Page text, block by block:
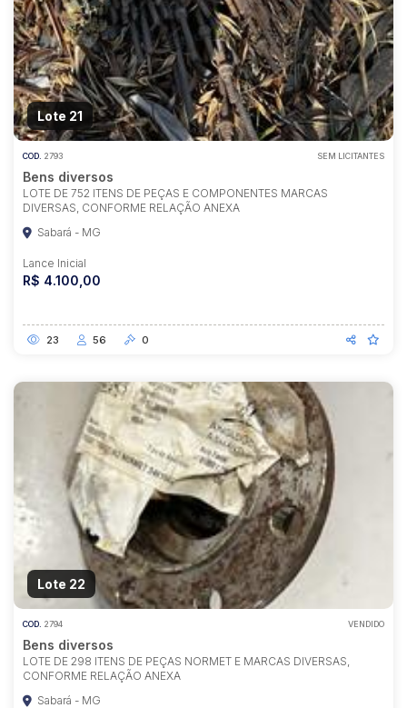
Lote 21
COD. 2793 SEM LICITANTES
Bens diversos
LOTE DE 752 ITENS DE PEÇAS E COMPONENTES MARCAS
DIVERSAS, CONFORME RELAÇÃO ANEXA
Sabará - MG
Lance Inicial
R$ 4.100,00
23 56 0
Lote 22
COD. 2794 VENDIDO
Bens diversos
LOTE DE 298 ITENS DE PEÇAS NORMET E MARCAS DIVERSAS,
CONFORME RELAÇÃO ANEXA
Sabará - MG